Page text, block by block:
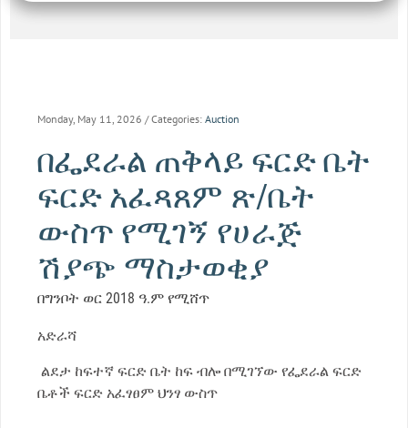
Monday, May 11, 2026 / Categories: Auction
በፌደራል ጠቅላይ ፍርድ ቤት
ፍርድ አፈጻጸም ጽ/ቤት
ውስጥ የሚገኝ የሀራጅ
ሽያጭ ማስታወቂያ
በግንቦት ወር 2018 ዓ.ም የሚሸጥ
አድራሻ
ልደታ ከፍተኛ ፍርድ ቤት ከፍ ብሎ በሚገኘው የፌደራል ፍርድ
ቤቶች ፍርድ አፈፃፀም ህንፃ ውስጥ